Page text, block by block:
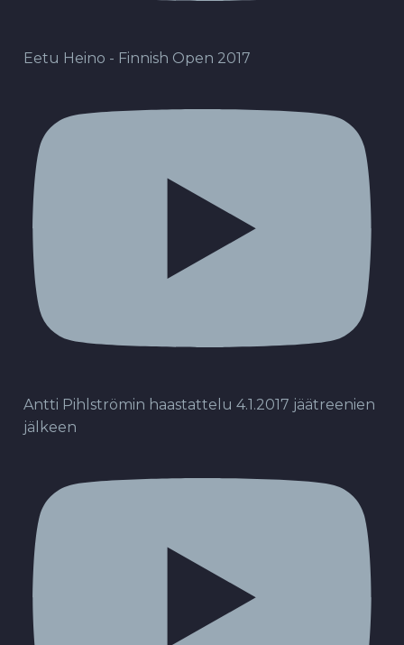
Eetu Heino - Finnish Open 2017
Antti Pihlströmin haastattelu 4.1.2017 jäätreenien
jälkeen